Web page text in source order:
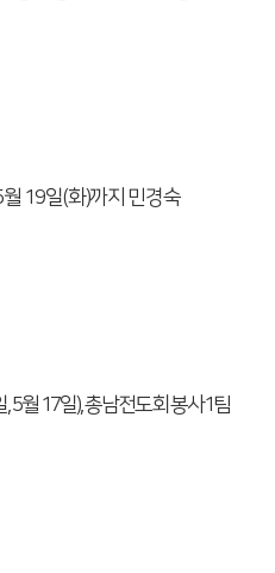
월 19일(화)까지 민경숙
, 5월 17일),총남전도회 봉사1팀